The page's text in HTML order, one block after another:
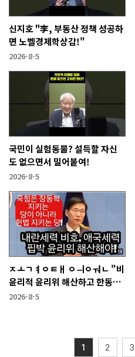
신지호 "李, 부동산 정책 성공하
면 노벨경제학상감!"
2026-8-5
국민이 실험동물? 설득할 자신
도 없으면서 밀어붙여!
2026-8-5
ㅈㅗㄱㅕㅇㅌㅐ ㅇㅢㅇㅝㄴ "비
윤리적 윤리위 해산하고 한동훈
복당 시켜야"
2026-8-5
1 2 3